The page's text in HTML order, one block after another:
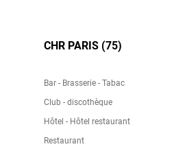
CHR PARIS (75)
Bar - Brasserie - Tabac
Club - discothèque
Hôtel - Hôtel restaurant
Restaurant